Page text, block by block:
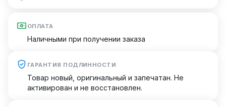
ОПЛАТА
Наличными при получении заказа
ГАРАНТИЯ ПОДЛИННОСТИ
Товар новый, оригинальный и запечатан. Не
активирован и не восстановлен.